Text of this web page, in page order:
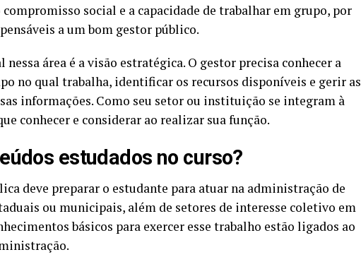
social e a capacidade de trabalhar em grupo, por
a um bom gestor público.
área é a visão estratégica. O gestor precisa conhecer a
no qual trabalha, identificar os recursos disponíveis e gerir as
informações. Como seu setor ou instituição se integram à
conhecer e considerar ao realizar sua função.
estudados no curso?
deve preparar o estudante para atuar na administração de
ou municipais, além de setores de interesse coletivo em
básicos para exercer esse trabalho estão ligados ao